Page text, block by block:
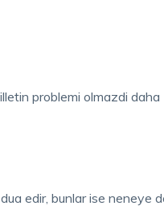
problemi olmazdi daha
edir, bunlar ise neneye